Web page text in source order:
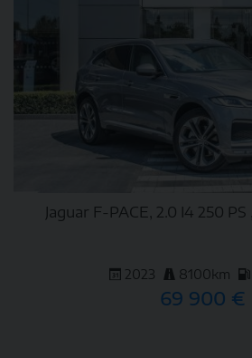
Jaguar F-PACE, 2.0 I4 250
2023 8100km
69 900 €